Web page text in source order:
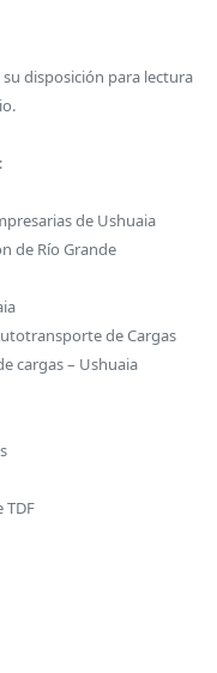
disposición para lectura
de Ushuaia
de Río Grande
de Cargas
cargas – Ushuaia
TDF